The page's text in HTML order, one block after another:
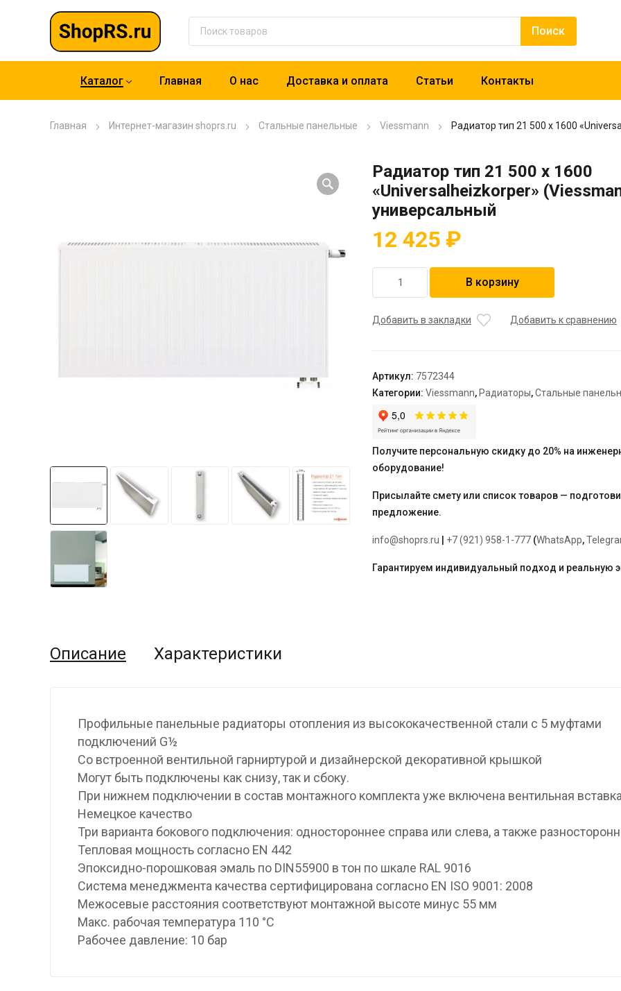
Каталог Главная О нас Доставка и оплата Статьи Контакты
Главная Интернет-магазин shoprs.ru Стальные панельные Viessmann Радиатор тип 21 500 x 1600
Радиатор тип 21 500 x 1600
«Universalheizkorper»
универсальный
12 425 ₽
товара
тип
1600
"Universalheizkorper"
(Viessmann)
универсальный
В корзину
Добавить в закладки Добавить к сравнению
Артикул: 7572344
Категории: Viessmann, Радиаторы,Стальные
Получите персональную скидку до 20% на
оборудование!
Присылайте смету или список товаров —
предложение.
info@shoprs.ru +7 (921) 958-1-777 (WhatsApp,
Гарантируем индивидуальный подход и реальную
Описание Характеристики
Профильные панельные радиаторы отопления из высококачественной стали с 5 муфтами
подключений G½
Со встроенной вентильной гарниртурой и дизайнерской декоративной крышкой
Могут быть подключены как снизу, так и сбоку.
При нижнем подключении в состав монтажного комплекта уже включена вентильная
Немецкое качество
Три варианта бокового подключения: одностороннее справа или слева, а также
Тепловая мощность согласно EN 442
Эпоксидно-порошковая эмаль по DIN55900 в тон по шкале RAL 9016
Система менеджмента качества cepтифицирована согласно EN ISO 9001: 2008
Межосевые расстояния соответствуют монтажной высоте минус 55 мм
Макс. рабочая температура 110 °C
Рабочее давление: 10 бар